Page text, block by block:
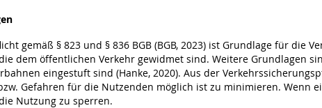
gemäß § 823 und § 836 BGB (BGB, 2023) ist Grundlage für
dem öffentlichen Verkehr gewidmet sind. Weitere Grundlagen
eingestuft sind (Hanke, 2020). Aus der
Gefahren für die Nutzenden möglich ist zu minimieren. Wenn
Nutzung zu sperren.